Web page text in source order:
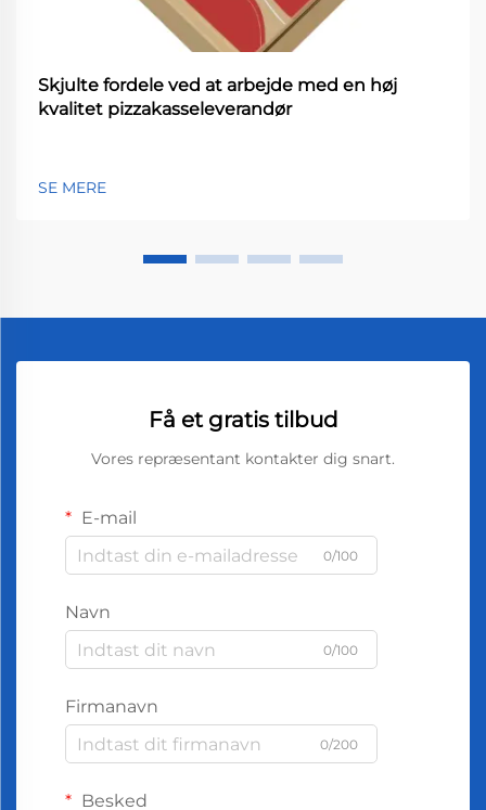
Skjulte fordele ved at arbejde med en høj
kvalitet pizzakasseleverandør
SE MERE
Få et gratis tilbud
Vores repræsentant kontakter dig snart.
E-mail
0/100
Navn
0/100
Firmanavn
0/200
Besked